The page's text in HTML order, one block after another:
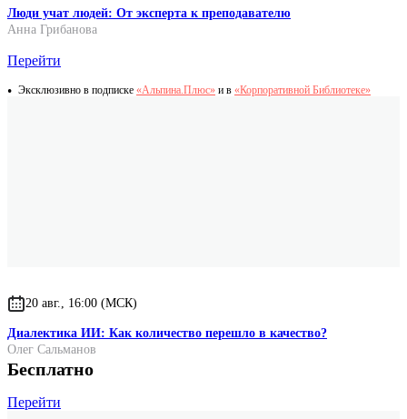
Люди учат людей: От эксперта к преподавателю
Анна Грибанова
Перейти
Эксклюзивно в подписке «Альпина.Плюс» и в «Корпоративной Библиотеке»
20 авг., 16:00 (МСК)
Диалектика ИИ: Как количество перешло в качество?
Олег Сальманов
Бесплатно
Перейти